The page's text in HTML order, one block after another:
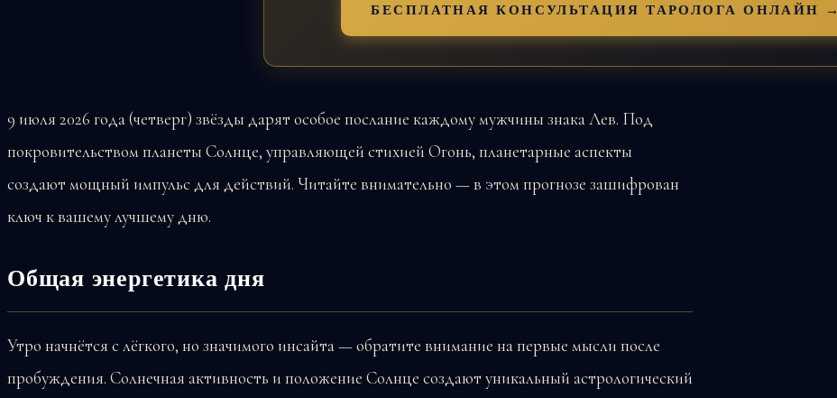
БЕСПЛАТНАЯ КОНСУЛЬТАЦИЯ ТАРОЛОГА ОНЛАЙН →
9 июля 2026 года (четверг) звёзды дарят особое послание каждому мужчины знака Лев. Под
покровительством планеты Солнце, управляющей стихией Огонь, планетарные аспекты
создают мощный импульс для действий. Читайте внимательно — в этом прогнозе зашифрован
ключ к вашему лучшему дню.
Общая энергетика дня
Утро начнётся с лёгкого, но значимого инсайта — обратите внимание на первые мысли после
пробуждения. Солнечная активность и положение Солнце создают уникальный астрологический